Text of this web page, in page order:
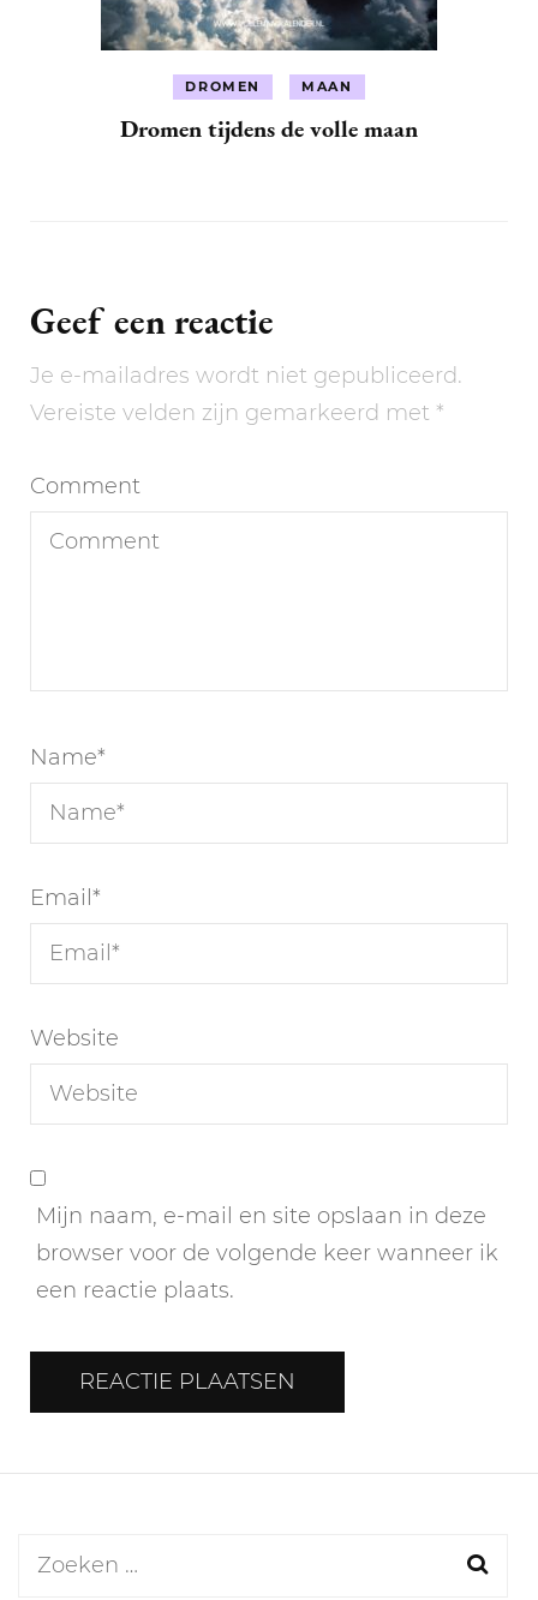
DROMEN MAAN
Dromen tijdens de volle maan
Geef een reactie
Je e-mailadres wordt niet gepubliceerd.
Vereiste velden zijn gemarkeerd met *
Comment
Name*
Email*
Website
Mijn naam, e-mail en site opslaan in deze
browser voor de volgende keer wanneer ik
een reactie plaats.
Zoeken